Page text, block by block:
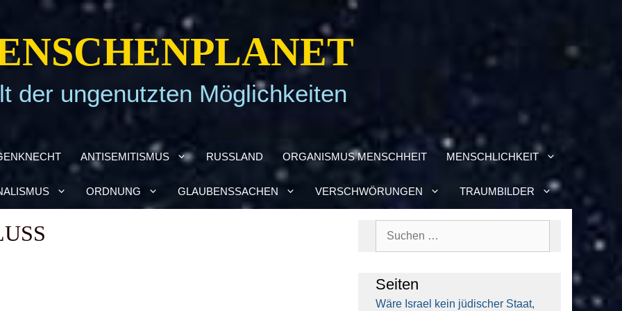
der ungenutzten Möglichkeiten
ANTI­SE­MI­TIS­MUS RUSS­LAND ORGA­NIS­MUS MENSCH­HEIT MENSCH­LICH­KEIT
ORD­NUNG GLAU­BENS­SA­CHEN VER­SCHWÖ­RUN­GEN TRAUM­BIL­DER
Sei­ten
Wäre Isra­el kein jüdi­scher Staat,